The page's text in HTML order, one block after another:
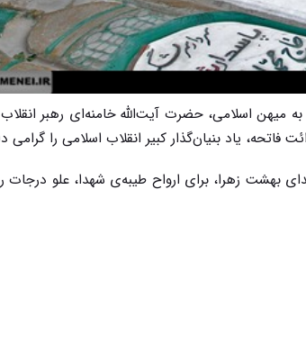
به میهن اسلامی، حضرت آیت‌الله خامنه‌ای رهبر
یاد بنیان‌گذار کبیر انقلاب اسلامی را گرامی
بهشت زهرا، برای ارواح طیبه‌ی شهدا، علو درجات